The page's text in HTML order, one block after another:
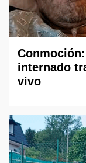
internado
vivo